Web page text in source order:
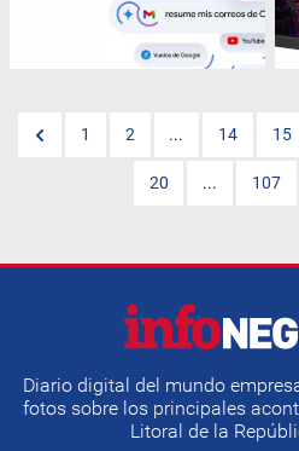
1 2 ... 14 15
20 ... 107
Diario digital del mundo
fotos sobre los principales
Litoral de la